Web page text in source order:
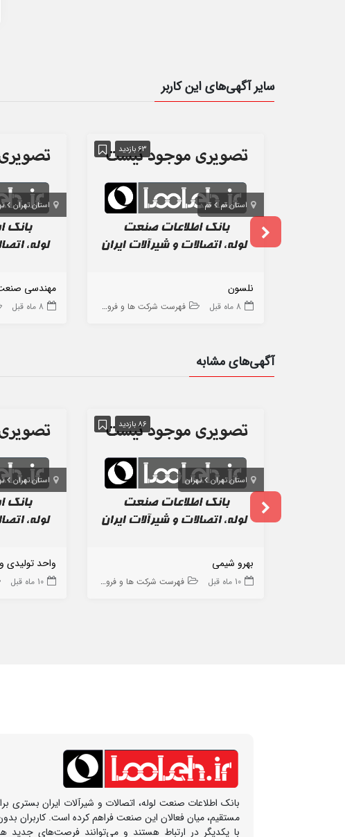
سایر آگهی‌های این کاربر
63 بازدید
استان قم قم
نلسون
8 ماه قبل فهرست شرکت ها و فروشگاه ها
استان تهران
مهندسی
8 ماه قبل
آگهی‌های مشابه
86 بازدید
استان تهران تهران
بهرو شیمی
10 ماه قبل فهرست شرکت ها و فروشگاه ها
استان تهران
واحد
10 ماه قبل
بانک اطلاعات صنعت لوله، اتصالات و شیرآلات ایران بستری
مستقیم، میان فعالان این صنعت فراهم کرده است. کاربران
با یکدیگر در ارتباط هستند و می‌توانند فرصت‌های جدید